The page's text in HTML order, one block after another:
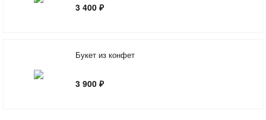
3 400 ₽
Букет из конфет
3 900 ₽